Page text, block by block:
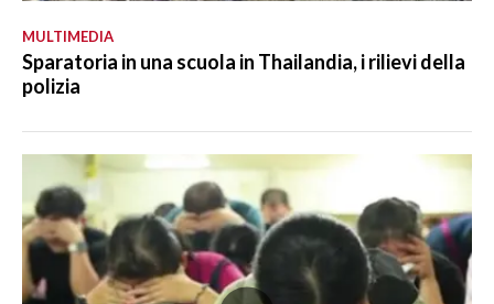
MULTIMEDIA
Sparatoria in una scuola in Thailandia, i rilievi della
polizia